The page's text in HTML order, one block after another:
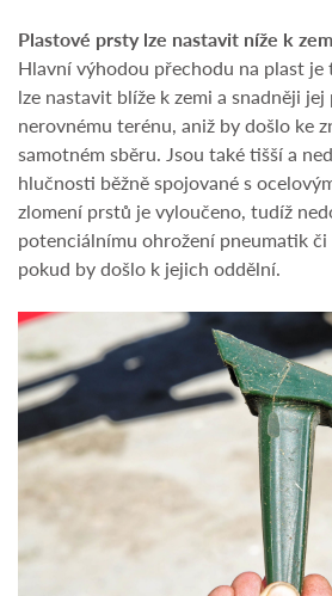
Plastové prsty lze nastavit níže k
Hlavní výhodou přechodu na plast je
lze nastavit blíže k zemi a snadněji
nerovnému terénu, aniž by došlo ke
samotném sběru. Jsou také tišší a
hlučnosti běžně spojované s
zlomení prstů je vyloučeno, tudíž
potenciálnímu ohrožení pneumatik
pokud by došlo k jejich oddělní.